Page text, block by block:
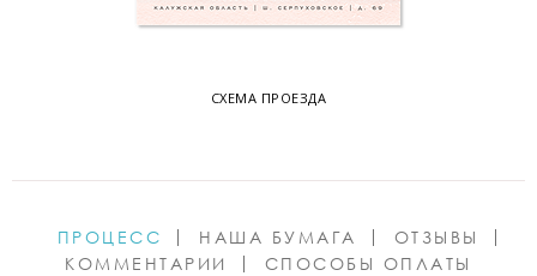
СХЕМА ПРОЕЗДА
ПРОЦЕСС НАША БУМАГА
ОТЗЫВЫ
КОММЕНТАРИИ
СПОСОБЫ ОПЛАТЫ